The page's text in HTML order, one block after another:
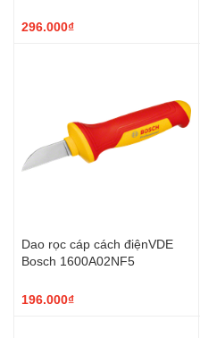
296.000₫
Dao rọc cáp cách điệnVDE
Bosch 1600A02NF5
196.000₫